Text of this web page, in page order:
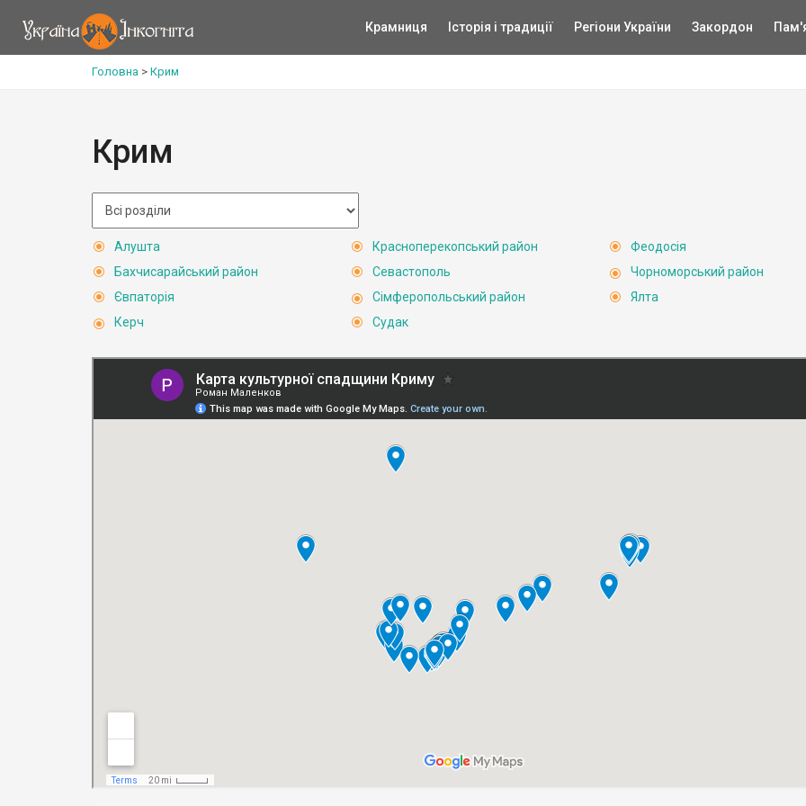
Крамниця Історія і традиції Регіони України Закордон
Головна > Крим
Крим
Алушта
Бахчисарайський район
Євпаторія
Керч
Красноперекопський район
Севастополь
Сімферопольський район
Судак
Феодосія
Чорноморський район
Ялта